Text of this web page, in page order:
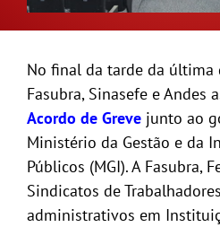
No final da tarde da
Fasubra, Sinasefe e Andes
Acordo de Grevejunto ao
Ministério da Gestão e da
Públicos (MGI). A Fasubra,
Sindicatos de
administrativos em